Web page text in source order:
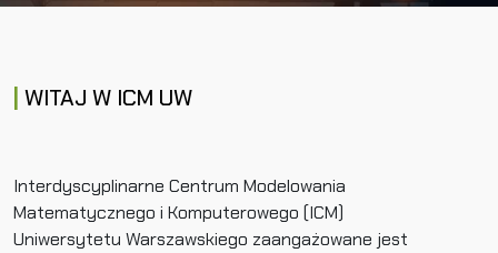
WITAJ W ICM UW
Interdyscyplinarne Centrum Modelowania
Matematycznego i Komputerowego (ICM)
Uniwersytetu Warszawskiego zaangażowane jest